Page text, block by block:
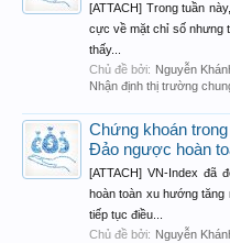
[ATTACH] Trong tuần
cực về mặt chỉ số nhưng
thấy...
Chủ đề bởi: Nguyễn
Nhận định thị trường
Chứng khoán
Đảo ngược hoàn
[ATTACH] VN-Index đã
hoàn toàn xu hướng tăng
tiếp tục điều...
Chủ đề bởi: Nguyễn